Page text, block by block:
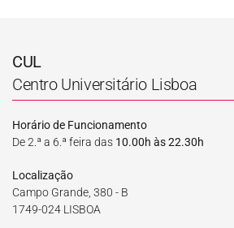
CUL
Centro Universitário Lisboa
Horário de Funcionamento
De 2.ª a 6.ª feira das 10.00h às 22.30h
Localização
Campo Grande, 380 - B
1749-024 LISBOA